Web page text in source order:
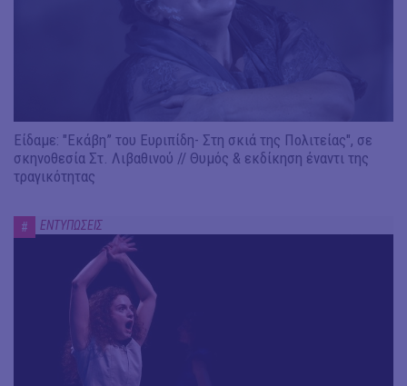
Είδαμε: "Εκάβη” του Ευριπίδη- Στη σκιά της Πολιτείας", σε
σκηνοθεσία Στ. Λιβαθινού // Θυμός & εκδίκηση έναντι της
τραγικότητας
# ΕΝΤΥΠΩΣΕΙΣ